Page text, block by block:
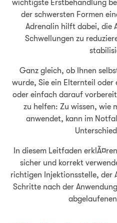
wichtigste Erstbehandlung
der schwersten Formen
Adrenalin hilft dabei, die
Schwellungen zu
Ganz gleich, ob Ihnen
wurde, Sie ein Elternteil oder
oder einfach darauf
zu helfen: Zu wissen, wie
anwendet, kann im
In diesem Leitfaden
sicher und korrekt
richtigen Injektionsstelle, der
Schritte nach der